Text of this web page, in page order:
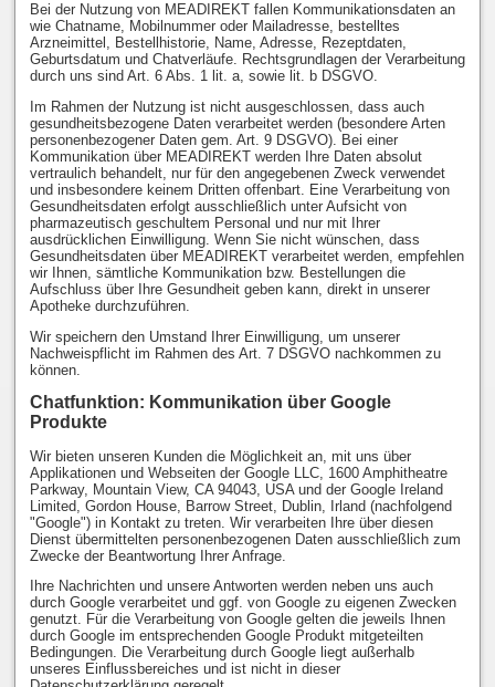
Bei der Nutzung von MEADIREKT fallen Kommunikationsdaten an
wie Chatname, Mobilnummer oder Mailadresse, bestelltes
Arzneimittel, Bestellhistorie, Name, Adresse, Rezeptdaten,
Geburtsdatum und Chatverläufe. Rechtsgrundlagen der Verarbeitung
durch uns sind Art. 6 Abs. 1 lit. a, sowie lit. b DSGVO.
Im Rahmen der Nutzung ist nicht ausgeschlossen, dass auch
gesundheitsbezogene Daten verarbeitet werden (besondere Arten
personenbezogener Daten gem. Art. 9 DSGVO). Bei einer
Kommunikation über MEADIREKT werden Ihre Daten absolut
vertraulich behandelt, nur für den angegebenen Zweck verwendet
und insbesondere keinem Dritten offenbart. Eine Verarbeitung von
Gesundheitsdaten erfolgt ausschließlich unter Aufsicht von
pharmazeutisch geschultem Personal und nur mit Ihrer
ausdrücklichen Einwilligung. Wenn Sie nicht wünschen, dass
Gesundheitsdaten über MEADIREKT verarbeitet werden, empfehlen
wir Ihnen, sämtliche Kommunikation bzw. Bestellungen die
Aufschluss über Ihre Gesundheit geben kann, direkt in unserer
Apotheke durchzuführen.
Wir speichern den Umstand Ihrer Einwilligung, um unserer
Nachweispflicht im Rahmen des Art. 7 DSGVO nachkommen zu
können.
Chatfunktion: Kommunikation über Google
Produkte
Wir bieten unseren Kunden die Möglichkeit an, mit uns über
Applikationen und Webseiten der Google LLC, 1600 Amphitheatre
Parkway, Mountain View, CA 94043, USA und der Google Ireland
Limited, Gordon House, Barrow Street, Dublin, Irland (nachfolgend
"Google") in Kontakt zu treten. Wir verarbeiten Ihre über diesen
Dienst übermittelten personenbezogenen Daten ausschließlich zum
Zwecke der Beantwortung Ihrer Anfrage.
Ihre Nachrichten und unsere Antworten werden neben uns auch
durch Google verarbeitet und ggf. von Google zu eigenen Zwecken
genutzt. Für die Verarbeitung von Google gelten die jeweils Ihnen
durch Google im entsprechenden Google Produkt mitgeteilten
Bedingungen. Die Verarbeitung durch Google liegt außerhalb
unseres Einflussbereiches und ist nicht in dieser